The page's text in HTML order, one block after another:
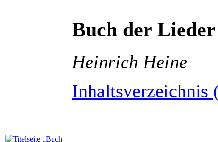
Buch der Lieder
Heinrich Heine
Inhaltsverzeichnis